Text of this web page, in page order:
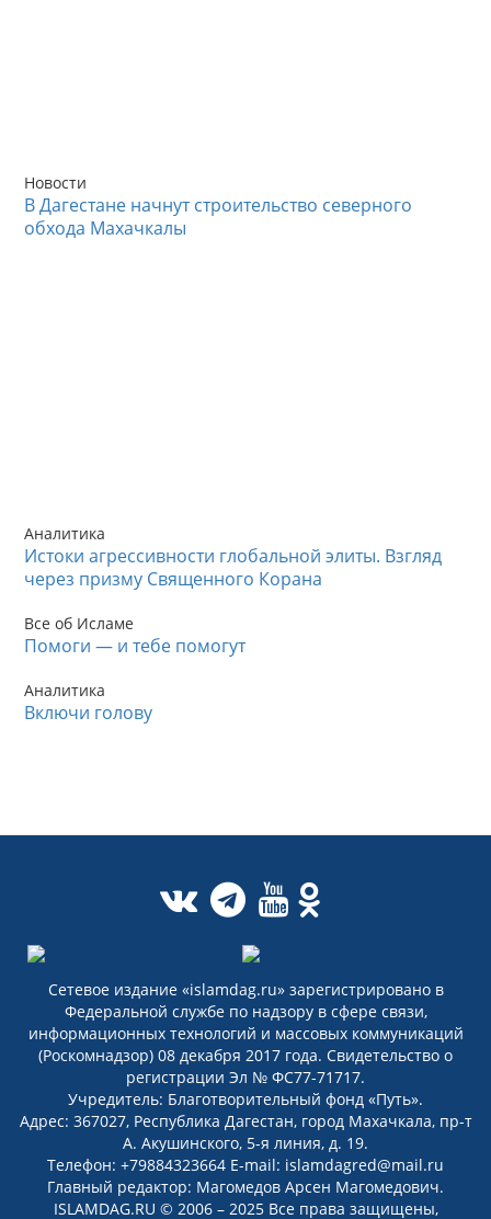
Новости
В Дагестане начнут строительство северного
обхода Махачкалы
Аналитика
Истоки агрессивности глобальной элиты. Взгляд
через призму Священного Корана
Все об Исламе
Помоги — и тебе помогут
Аналитика
Включи голову
Сетевое издание «islamdag.ru» зарегистрировано в
Федеральной службе по надзору в сфере связи,
информационных технологий и массовых коммуникаций
(Роскомнадзор) 08 декабря 2017 года. Свидетельство о
регистрации Эл № ФС77-71717.
Учредитель: Благотворительный фонд «Путь».
Адрес: 367027, Республика Дагестан, город Махачкала, пр-т
А. Акушинского, 5-я линия, д. 19.
Телефон: +79884323664 E-mail: islamdagred@mail.ru
Главный редактор: Магомедов Арсен Магомедович.
ISLAMDAG.RU © 2006 – 2025 Все права защищены,